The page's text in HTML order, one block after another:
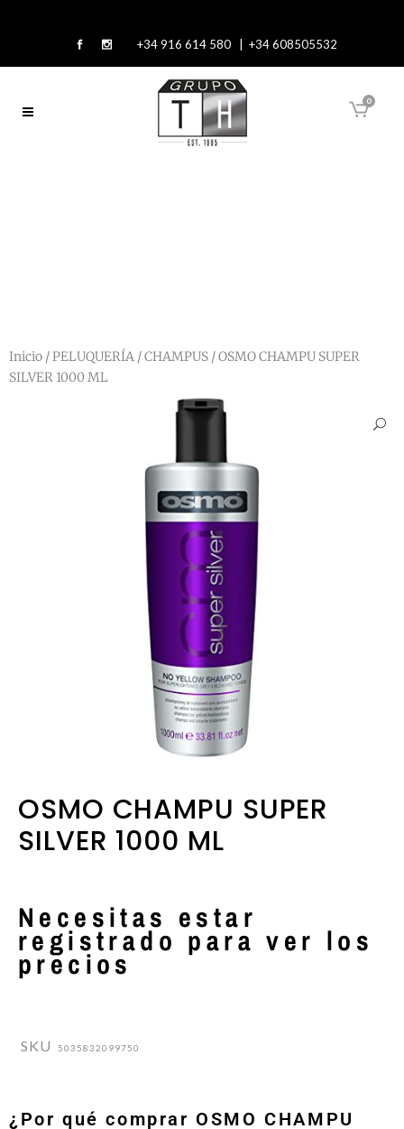
+34 916 614 580 | +34 608505532
0
Inicio /PELUQUERÍA /CHAMPUS / OSMO CHAMPU SUPER
SILVER 1000 ML
OSMO CHAMPU SUPER
SILVER 1000 ML
Necesitas estar
registrado para ver los
precios
SKU 5035832099750
¿Por qué comprar OSMO CHAMPU